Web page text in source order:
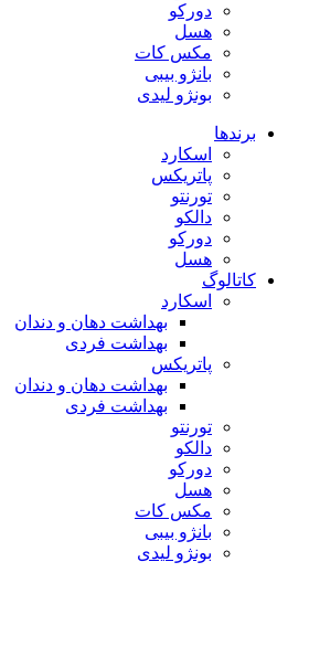
دورکو
هسل
مکس کات
بانژو بیبی
بونژو لیدی
برندها
اسکارد
پاتریکس
تورنتو
دالکو
دورکو
هسل
کاتالوگ
اسکارد
بهداشت دهان و دندان
بهداشت فردی
پاتریکس
بهداشت دهان و دندان
بهداشت فردی
تورنتو
دالکو
دورکو
هسل
مکس کات
بانژو بیبی
بونژو لیدی